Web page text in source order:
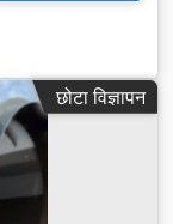
छोटा विज्ञापन